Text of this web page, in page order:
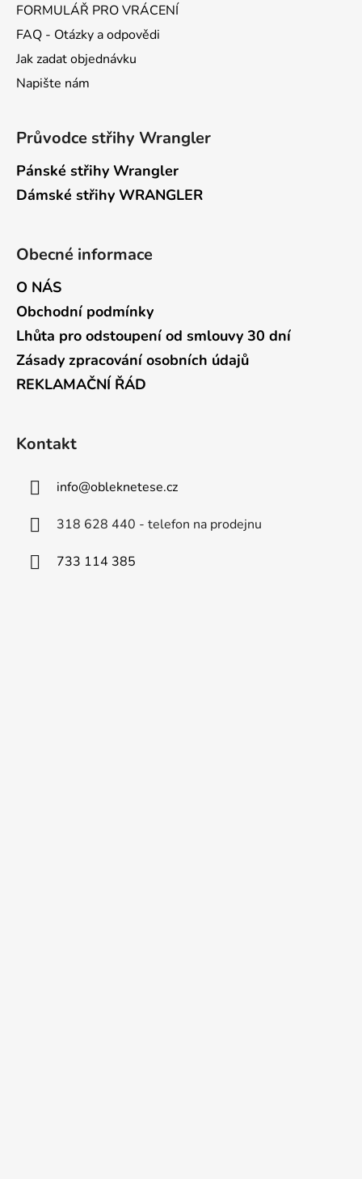
FORMULÁŘ PRO VRÁCENÍ
FAQ - Otázky a odpovědi
Jak zadat objednávku
Napište nám
Průvodce střihy Wrangler
Pánské střihy Wrangler
Dámské střihy WRANGLER
Obecné informace
O NÁS
Obchodní podmínky
Lhůta pro odstoupení od smlouvy 30 dní
Zásady zpracování osobních údajů
REKLAMAČNÍ ŘÁD
Kontakt
info@obleknetese.cz
318 628 440 - telefon na prodejnu
733 114 385